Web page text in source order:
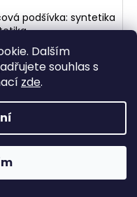
Dalším
souhlas s
zde.
podšívka: syntetika